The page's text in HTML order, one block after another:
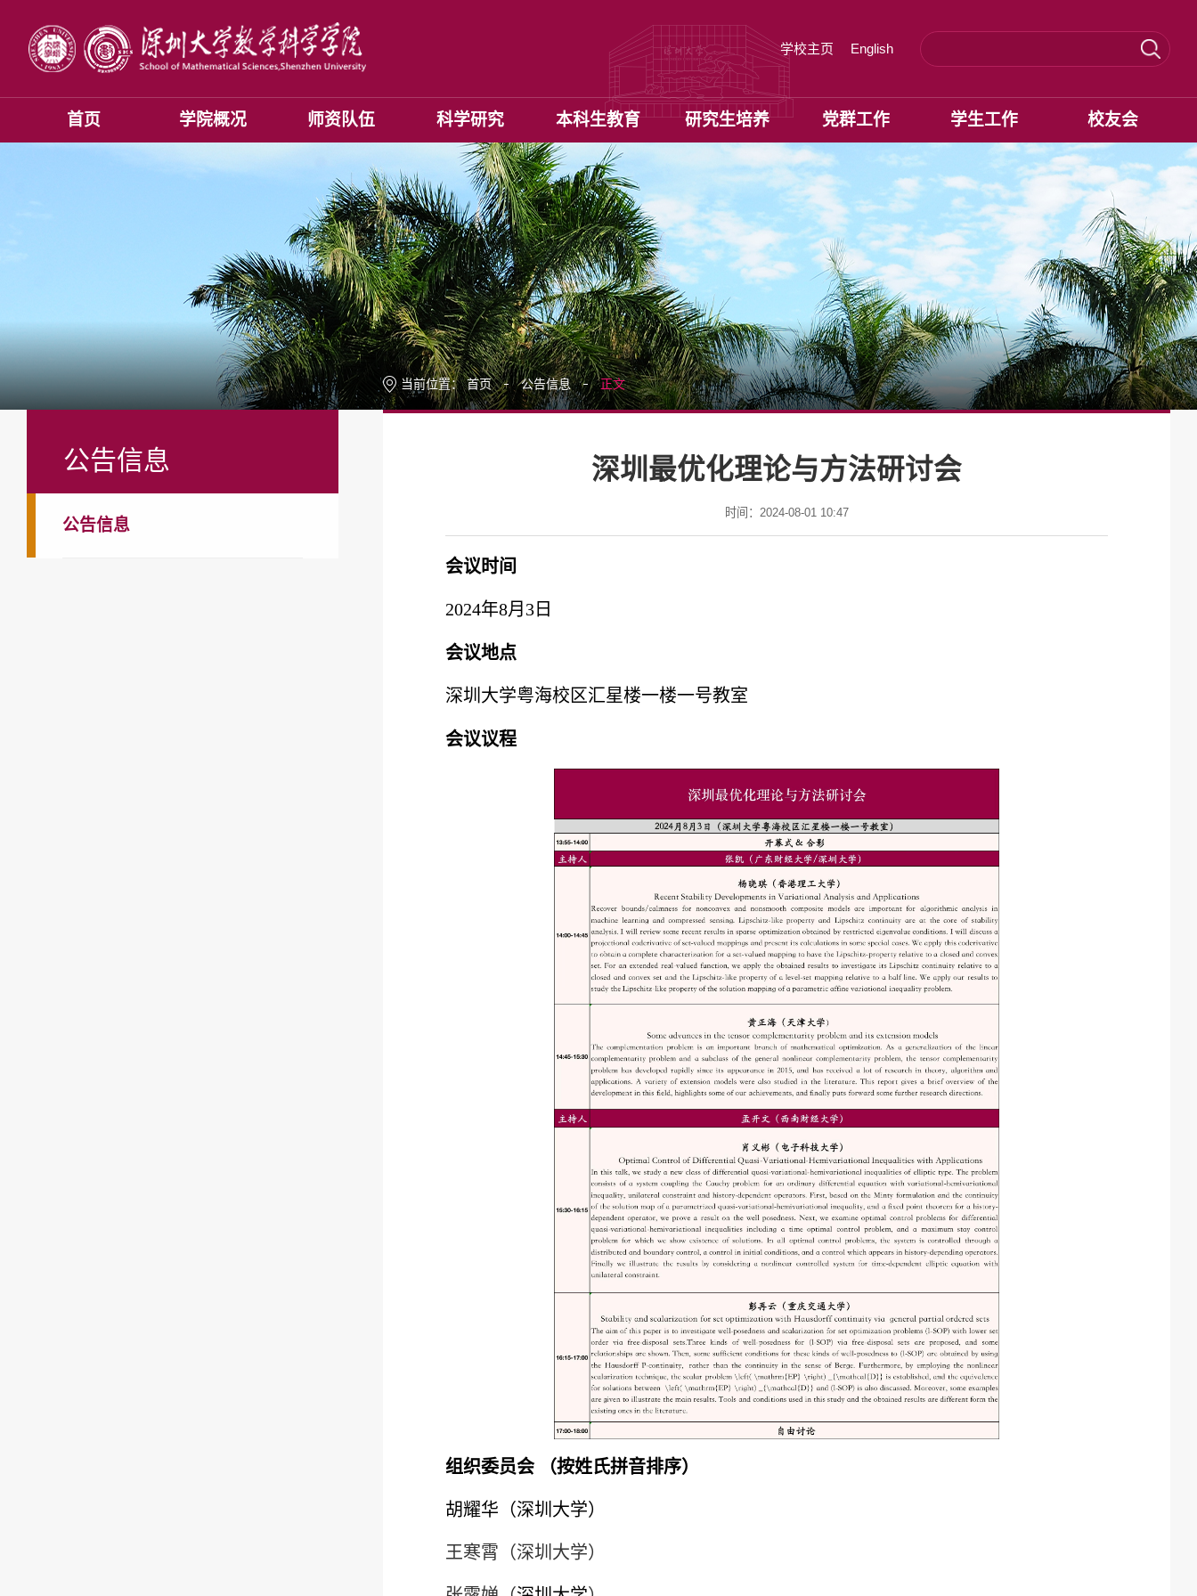
学校主页 English
首页 学院概况 师资队伍 科学研究 本科生教育 研究生培养 党群工作 学生工作 校友会
公告信息
公告信息
当前位置：首页 公告信息 正文
深圳最优化理论与方法研讨会
时间：2024-08-01 10:47
会议时间
2024年8月3日
会议地点
深圳大学粤海校区汇星楼一楼一号教室
会议议程
组织委员会 （按姓氏拼音排序）
胡耀华（深圳大学）
王寒霄（深圳大学）